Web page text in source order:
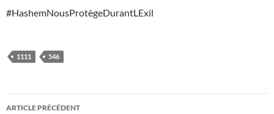
#HashemNousProtègeDurantLExil
1111 546
Navigation
ARTICLE PRÉCÉDENT